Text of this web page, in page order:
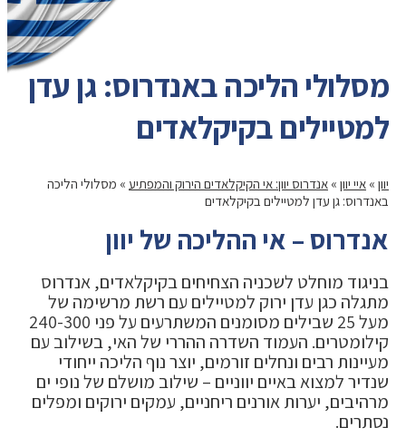
מסלולי הליכה באנדרוס: גן עדן
למטיילים בקיקלאדים
יוון » איי יוון » אנדרוס יוון: אי הקיקלאדים הירוק והמפתיע » מסלולי הליכה
באנדרוס: גן עדן למטיילים בקיקלאדים
אנדרוס – אי ההליכה של יוון
בניגוד מוחלט לשכניה הצחיחים בקיקלאדים, אנדרוס
מתגלה כגן עדן ירוק למטיילים עם רשת מרשימה של
מעל 25 שבילים מסומנים המשתרעים על פני 240-300
קילומטרים. העמוד השדרה ההררי של האי, בשילוב עם
מעיינות רבים ונחלים זורמים, יוצר נוף הליכה ייחודי
שנדיר למצוא באיים יווניים – שילוב מושלם של נופי ים
מרהיבים, יערות אורנים ריחניים, עמקים ירוקים ומפלים
נסתרים.